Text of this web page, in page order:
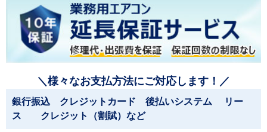
＼様々なお支払方法にご対応します！／
銀行振込 クレジットカード 後払いシステム リー
ス クレジット（割賦）など